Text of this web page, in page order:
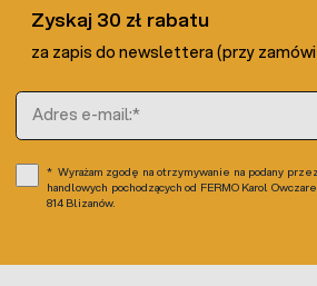
Zyskaj 30 zł rabatu
za zapis do newslettera (przy
Adres e-mail
Wyrażam zgodę na otrzymywanie na podany
handlowych pochodzących od FERMO Karol
814 Blizanów.